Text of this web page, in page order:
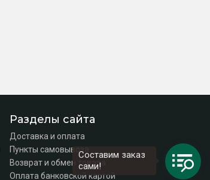
Разделы сайта
Доставка и оплата
Пункты самовывоза
Возврат и обмен товара
Оплата банковской картой
Составим заказ
сами!